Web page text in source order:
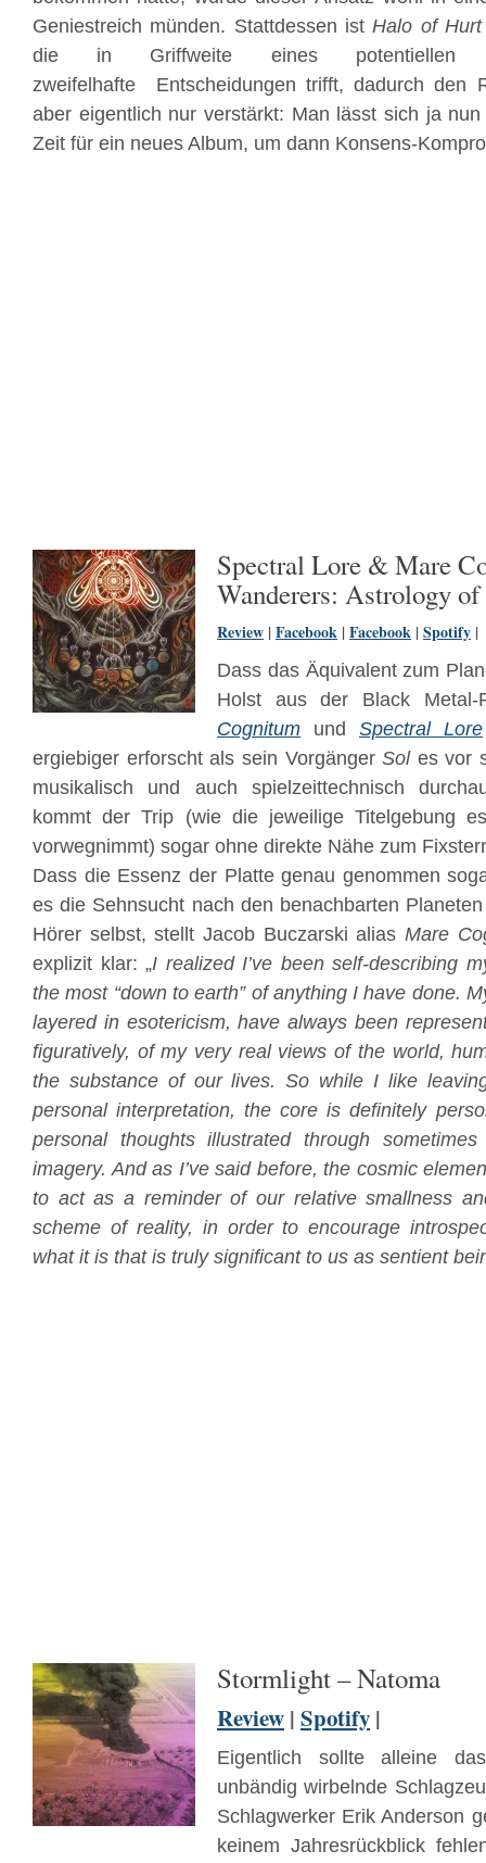
Geniestreich münden. Stattdessen istHalo of Hurt
die in Griffweite eines potentiellen
zweifelhafte Entscheidungen trifft, dadurch den
aber eigentlich nur verstärkt: Man lässt sich ja
Zeit für ein neues Album, um dann Konsens-
Spectral Lore & Mare
Wanderers: Astrology
Review |Facebook |Facebook |Spotify |
Dass das Äquivalent zum
Holst aus der Black
Cognitum und Spectral Lore
ergiebiger erforscht als sein VorgängerSoles vor
musikalisch und auch spielzeittechnisch
kommt der Trip (wie die jeweilige Titelgebung
vorwegnimmt) sogar ohne direkte Nähe zum
Dass die Essenz der Platte genau genommen
es die Sehnsucht nach den benachbarten
Hörer selbst, stellt Jacob Buczarski alias Mare
explizit klar: „I realized I’ve been self-describing
the most “down to earth” of anything I have done.
layered in esotericism, have always been
figuratively, of my very real views of the world,
the substance of our lives. So while I like
personal interpretation, the core is definitely
personal thoughts illustrated through
imagery. And as I’ve said before, the cosmic
to act as a reminder of our relative smallness
scheme of reality, in order to encourage
what it is that is truly significant to us as sentient
Stormlight – Natoma
Review | Spotify |
Eigentlich sollte alleine
unbändig wirbelnde
Schlagwerker Erik Anderson
keinem Jahresrückblick